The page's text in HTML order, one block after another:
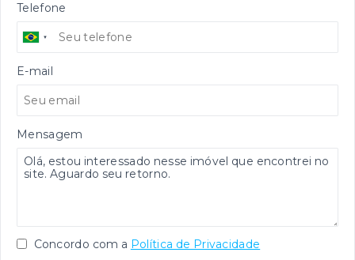
Telefone
E-mail
Mensagem
Concordo com a Política de Privacidade